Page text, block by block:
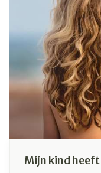
Mijn kind